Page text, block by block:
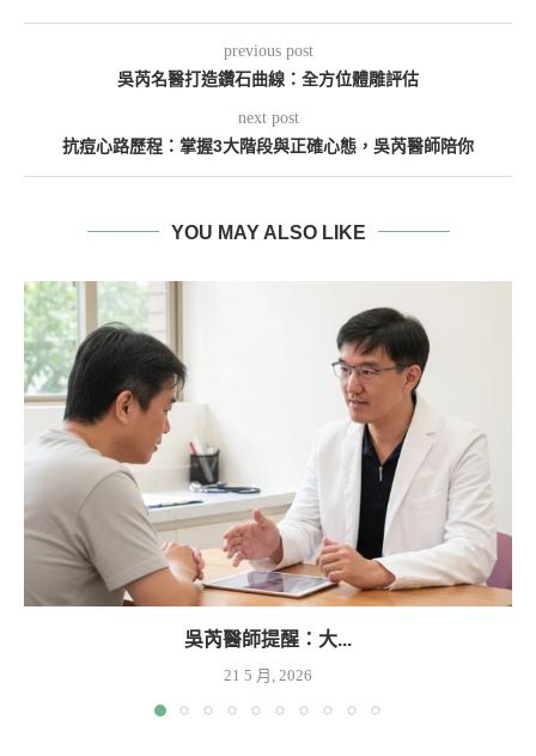
previous post
吳芮名醫打造鑽石曲線：全方位體雕評估
next post
抗痘心路歷程：掌握3大階段與正確心態，吳芮醫師陪你
YOU MAY ALSO LIKE
吳芮醫師提醒：大...
21 5 月, 2026